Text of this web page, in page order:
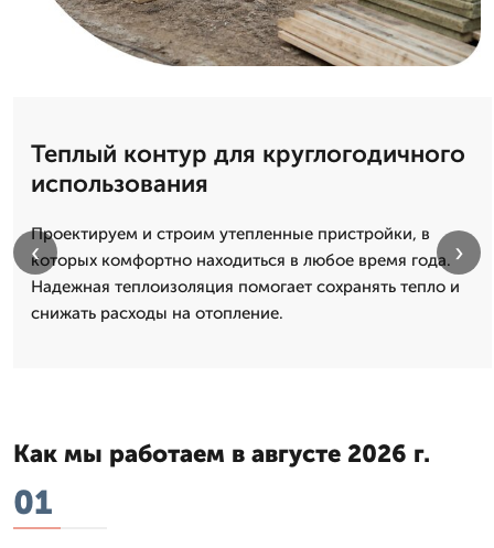
Теплый контур для круглогодичного
использования
Проектируем и строим утепленные пристройки, в
которых комфортно находиться в любое время года.
Надежная теплоизоляция помогает сохранять тепло и
снижать расходы на отопление.
‹ ›
Как мы работаем в августе 2026 г.
01